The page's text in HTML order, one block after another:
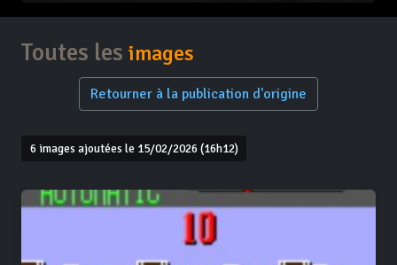
Toutes les images
Retourner à la publication d'origine
6 images ajoutées le 15/02/2026 (16h12)